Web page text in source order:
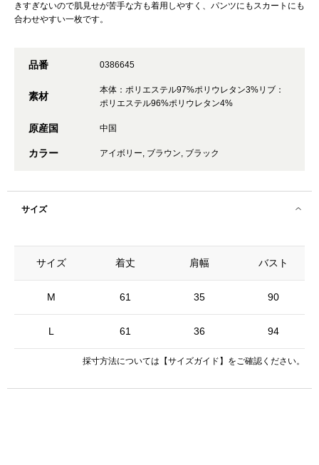
きすぎないので肌見せが苦手な方も着用しやすく、パンツにもスカートにも
合わせやすい一枚です。
品番 0386645
素材
本体：ポリエステル97%ポリウレタン3%リブ：
ポリエステル96%ポリウレタン4%
原産国 中国
カラー アイボリー, ブラウン, ブラック
サイズ
サイズ
M
L
着丈 肩幅 バスト
61 35 90
61 36 94
採寸方法については 【サイズガイド】 をご確認ください。